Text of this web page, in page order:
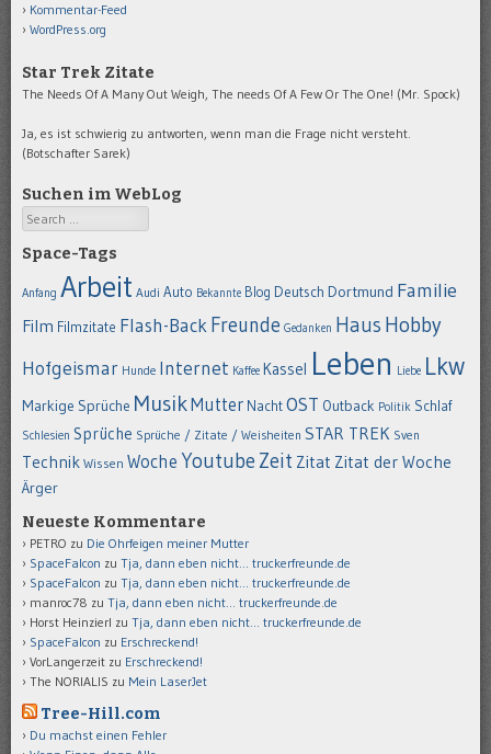
Kommentar-Feed
WordPress.org
Star Trek Zitate
The Needs Of A Many Out Weigh, The needs Of A Few Or The One! (Mr. Spock)
Ja, es ist schwierig zu antworten, wenn man die Frage nicht versteht.
(Botschafter Sarek)
Suchen im WebLog
Search
Space-Tags
Anfang Arbeit Audi Auto Bekannte Blog Deutsch Dortmund Familie
Film Filmzitate Flash-BackFreunde Gedanken Haus Hobby
Hofgeismar Hunde Internet Kaffee Kassel Leben Liebe Lkw
Markige Sprüche MusikMutter NachtOST Outback Politik Schlaf
Schlesien Sprüche Sprüche / Zitate / Weisheiten STAR TREK Sven
Technik Wissen Woche Youtube Zeit Zitat Zitat der Woche
Ärger
Neueste Kommentare
PETRO zu Die Ohrfeigen meiner Mutter
SpaceFalcon zu Tja, dann eben nicht… truckerfreunde.de
SpaceFalcon zu Tja, dann eben nicht… truckerfreunde.de
manroc78 zu Tja, dann eben nicht… truckerfreunde.de
Horst Heinzierl zu Tja, dann eben nicht… truckerfreunde.de
SpaceFalcon zu Erschreckend!
VorLangerzeit zu Erschreckend!
The NORIALIS zu Mein LaserJet
Tree-Hill.com
Du machst einen Fehler